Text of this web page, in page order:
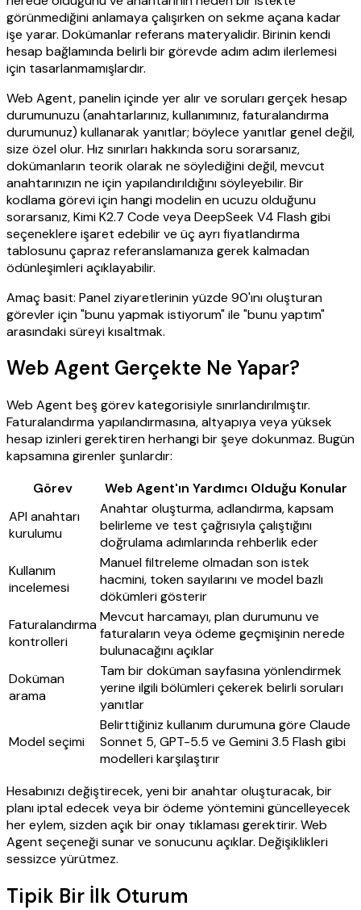
görünmediğini anlamaya çalışırken on sekme açana kadar
işe yarar. Dokümanlar referans materyalidir. Birinin kendi
hesap bağlamında belirli bir görevde adım adım ilerlemesi
için tasarlanmamışlardır.
Web Agent, panelin içinde yer alır ve soruları gerçek hesap
durumunuzu (anahtarlarınız, kullanımınız, faturalandırma
durumunuz) kullanarak yanıtlar; böylece yanıtlar genel değil,
size özel olur. Hız sınırları hakkında soru sorarsanız,
dokümanların teorik olarak ne söylediğini değil, mevcut
anahtarınızın ne için yapılandırıldığını söyleyebilir. Bir
kodlama görevi için hangi modelin en ucuzu olduğunu
sorarsanız, Kimi K2.7 Code veya DeepSeek V4 Flash gibi
seçeneklere işaret edebilir ve üç ayrı fiyatlandırma
tablosunu çapraz referanslamanıza gerek kalmadan
ödünleşimleri açıklayabilir.
Amaç basit: Panel ziyaretlerinin yüzde 90'ını oluşturan
görevler için "bunu yapmak istiyorum" ile "bunu yaptım"
arasındaki süreyi kısaltmak.
Web Agent Gerçekte Ne Yapar?
Web Agent beş görev kategorisiyle sınırlandırılmıştır.
Faturalandırma yapılandırmasına, altyapıya veya yüksek
hesap izinleri gerektiren herhangi bir şeye dokunmaz. Bugün
kapsamına girenler şunlardır:
Görev
Web Agent'ın Yardımcı Olduğu Konular
API anahtarı
kurulumu
Anahtar oluşturma, adlandırma, kapsam
belirleme ve test çağrısıyla çalıştığını
doğrulama adımlarında rehberlik eder
Kullanım
incelemesi
Manuel filtreleme olmadan son istek
hacmini, token sayılarını ve model bazlı
dökümleri gösterir
Faturalandırma
kontrolleri
Mevcut harcamayı, plan durumunu ve
faturaların veya ödeme geçmişinin nerede
bulunacağını açıklar
Doküman
arama
Tam bir doküman sayfasına yönlendirmek
yerine ilgili bölümleri çekerek belirli soruları
yanıtlar
Model seçimi
Belirttiğiniz kullanım durumuna göre Claude
Sonnet 5, GPT-5.5 ve Gemini 3.5 Flash gibi
modelleri karşılaştırır
Hesabınızı değiştirecek, yeni bir anahtar oluşturacak, bir
planı iptal edecek veya bir ödeme yöntemini güncelleyecek
her eylem, sizden açık bir onay tıklaması gerektirir. Web
Agent seçeneği sunar ve sonucunu açıklar. Değişiklikleri
sessizce yürütmez.
Tipik Bir İlk Oturum